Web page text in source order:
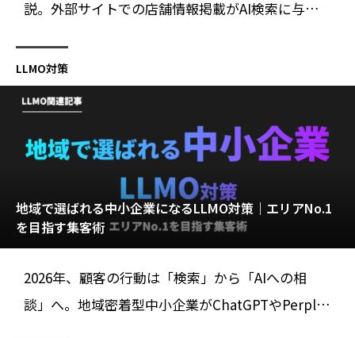
説。外部サイトでの店舗情報掲載がAI検索に与え
で。地域ビジネスのオンライン集客を強化する完
全マニュアル。
LLMO対策
地域で選ばれる中小企業になるLLMO対策｜エリアNo.1
を目指す集客術
2026年、顧客の行動は「検索」から「AIへの相
談」へ。地域密着型中小企業がChatGPTやPerplex